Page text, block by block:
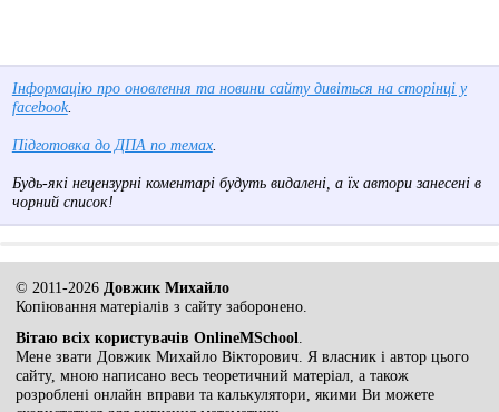
Інформацію про оновлення та новини сайту дивіться на сторінці у
facebook.
Підготовка до ДПА по темах.
Будь-які нецензурні коментарі будуть видалені, а їх автори занесені в
чорний список!
© 2011-2026 Довжик Михайло
Копіювання матеріалів з сайту заборонено.
Вітаю всіх користувачів OnlineMSchool
Мене звати Довжик Михайло Вікторович. Я власник і автор цього
сайту, мною написано весь теоретичний матеріал, а також
розроблені онлайн вправи та калькулятори, якими Ви можете